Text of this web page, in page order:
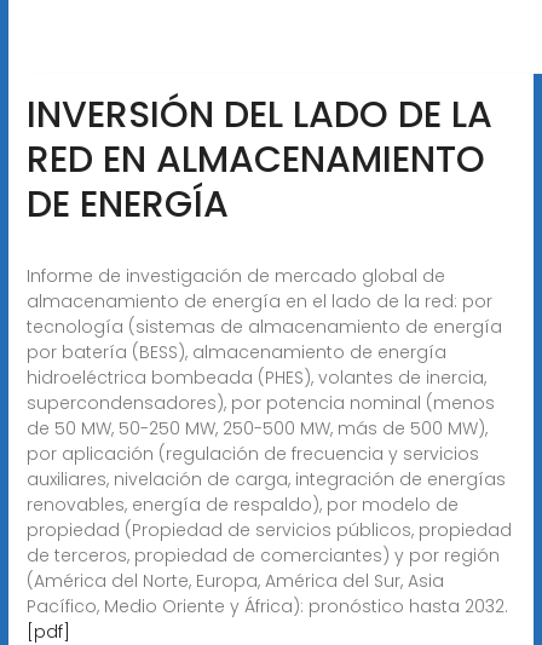
INVERSIÓN DEL LADO DE LA
RED EN ALMACENAMIENTO
DE ENERGÍA
Informe de investigación de mercado global de
almacenamiento de energía en el lado de la red: por
tecnología (sistemas de almacenamiento de energía
por batería (BESS), almacenamiento de energía
hidroeléctrica bombeada (PHES), volantes de inercia,
supercondensadores), por potencia nominal (menos
de 50 MW, 50-250 MW, 250-500 MW, más de 500 MW),
por aplicación (regulación de frecuencia y servicios
auxiliares, nivelación de carga, integración de energías
renovables, energía de respaldo), por modelo de
propiedad (Propiedad de servicios públicos, propiedad
de terceros, propiedad de comerciantes) y por región
(América del Norte, Europa, América del Sur, Asia
Pacífico, Medio Oriente y África): pronóstico hasta 2032.
[pdf]